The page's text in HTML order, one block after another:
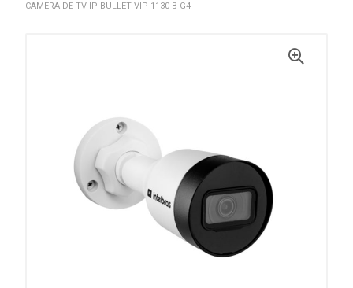
CAMERA DE TV IP BULLET VIP 1130 B G4